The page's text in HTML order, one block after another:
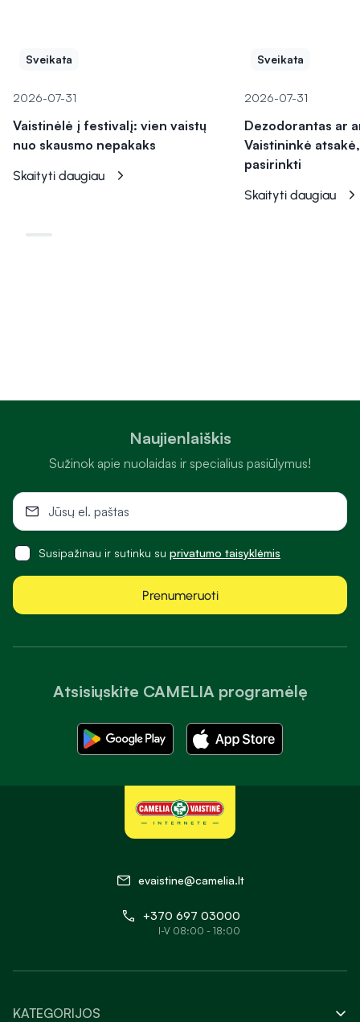
Sveikata
2026-07-31
Vaistinėlė į festivalį: vien vaistų
nuo skausmo nepakaks
Skaityti daugiau
Sveikata
2026-07-31
Dezodorantas ar
Vaistininkė
pasirinkti
Skaityti daugiau
Atsisiųskite CAMELIA programėlę
Naujienlaiškis
Sužinok apie nuolaidas ir specialius pasiūlymus!
Susipažinau ir sutinku su privatumo taisyklėmis
Prenumeruoti
evaistine@camelia.lt
+370 697 03000
I-V 08:00 - 18:00
KATEGORIJOS